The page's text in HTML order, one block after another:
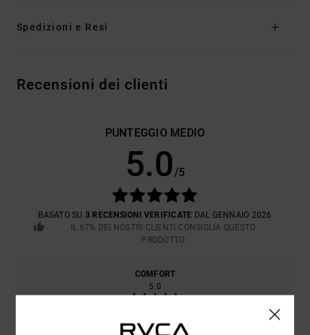
Spedizioni e Resi
Recensioni dei clienti
PUNTEGGIO MEDIO
5.0/5
BASATO SU 3 RECENSIONI VERIFICATE DAL GENNAIO 2026
IL 67% DEI NOSTRI CLIENTI CONSIGLIA QUESTO
PRODOTTO
COMFORT
5.0
RAPPORTO QUALITÀ-PREZZO